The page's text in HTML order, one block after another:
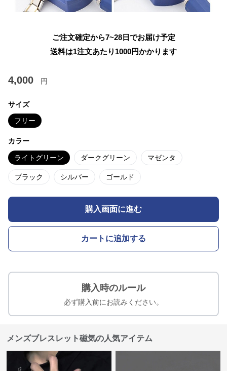
ご注文確定から7~28日でお届け予定
送料は1注文あたり 1000円かかります
4,000 円
サイズ
フリー
カラー
ライトグリーン ダークグリーン マゼンタ
ブラック シルバー ゴールド
購入画面に進む
カートに追加する
購入時のルール
必ず購入前にお読みください。
メンズブレスレット磁気の人気アイテム